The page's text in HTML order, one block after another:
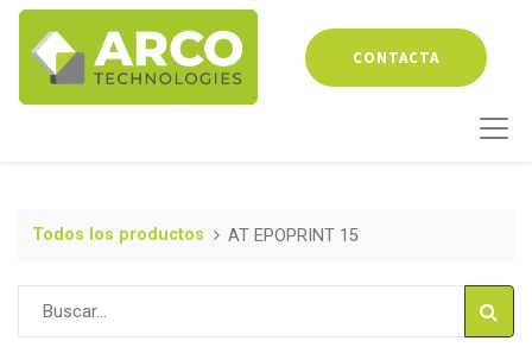
CONTACTA
Todos los productos AT EPOPRINT 15